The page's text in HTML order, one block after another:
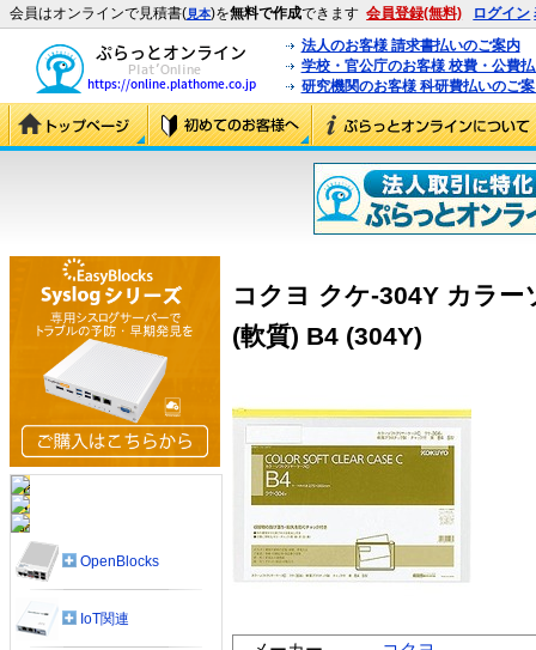
会員はオンラインで見積書(見本)を無料で作成できます 会員登録(無料) ログイン
法人のお客様 請求書払いのご案内
学校・官公庁のお客様 校費・公費
研究機関のお客様 科研費払いのご
コクヨ クケ-304Y カラ
(軟質) B4 (304Y)
OpenBlocks
IoT関連